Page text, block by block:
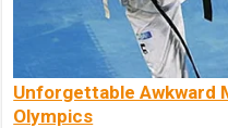
Unforgettable Awkward
Olympics